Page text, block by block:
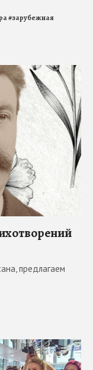
#зарубежная
предлагаем